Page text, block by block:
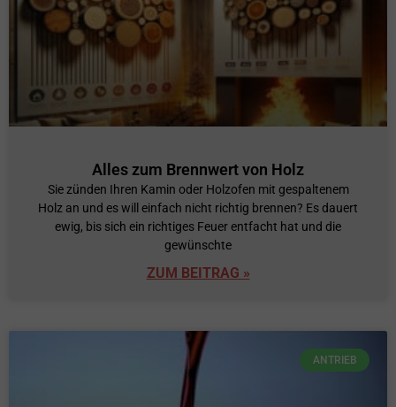
Alles zum Brennwert von Holz
Sie zünden Ihren Kamin oder Holzofen mit gespaltenem
Holz an und es will einfach nicht richtig brennen? Es dauert
ewig, bis sich ein richtiges Feuer entfacht hat und die
gewünschte
ZUM BEITRAG »
ANTRIEB